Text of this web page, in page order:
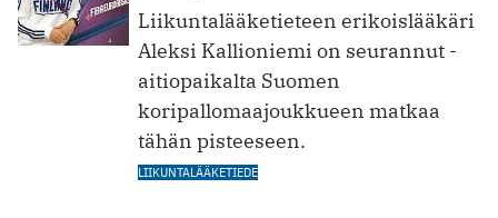
Liikuntalääketieteen erikoislääkäri
Aleksi Kallioniemi on seurannut ­
aitiopaikalta Suomen
koripallomaajoukkueen matkaa
tähän pisteeseen.
LIIKUNTALÄÄKETIEDE